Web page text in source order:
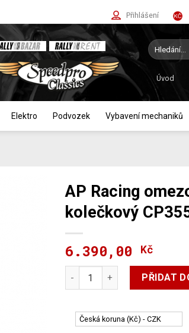
Přihlášení
Hledat:
Úvod
Elektro Podvozek Vybavení mechaniků
AP Racing
kolečkový
6.390,00 Kč
AP Racing omezovačPŘIDAT
Česká koruna (Kč) - CZK